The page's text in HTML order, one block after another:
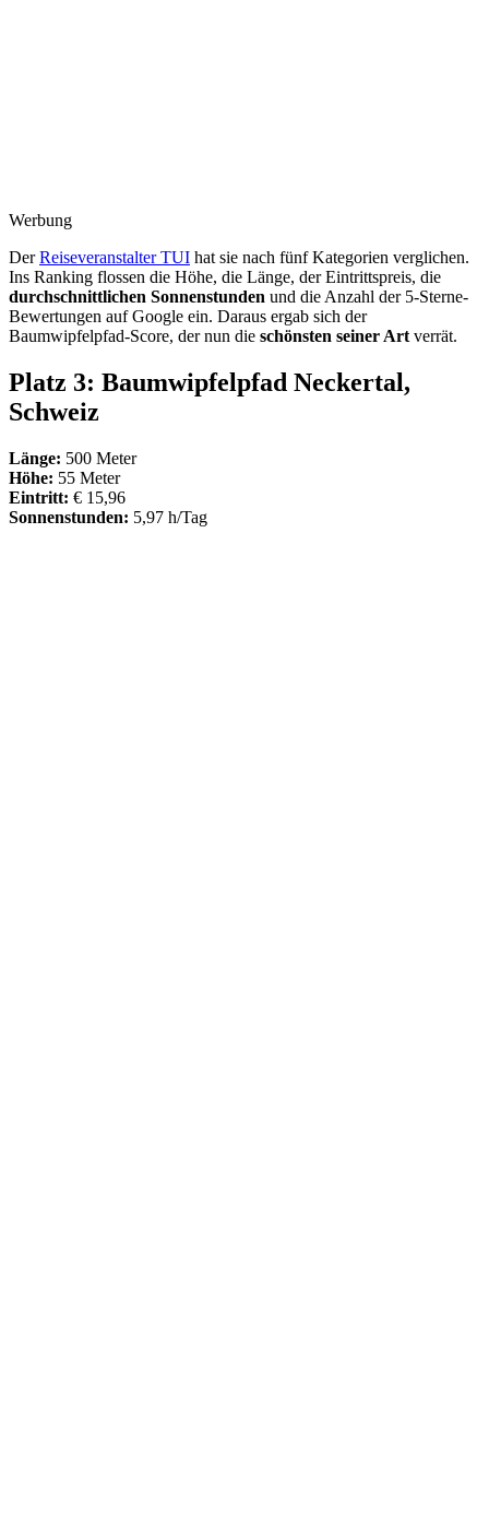
Werbung
DerReiseveranstalter TUI hat sie nach fünf Kategorien verglichen.
Ins Ranking flossen die Höhe, die Länge, der Eintrittspreis, die
durchschnittlichen Sonnenstunden und die Anzahl der 5-Sterne-
Bewertungen auf Google ein. Daraus ergab sich der
Baumwipfelpfad-Score, der nun die schönsten seiner Art verrät.
Platz 3: Baumwipfelpfad Neckertal,
Schweiz
Länge: 500 Meter
Höhe: 55 Meter
Eintritt: € 15,96
Sonnenstunden: 5,97 h/Tag